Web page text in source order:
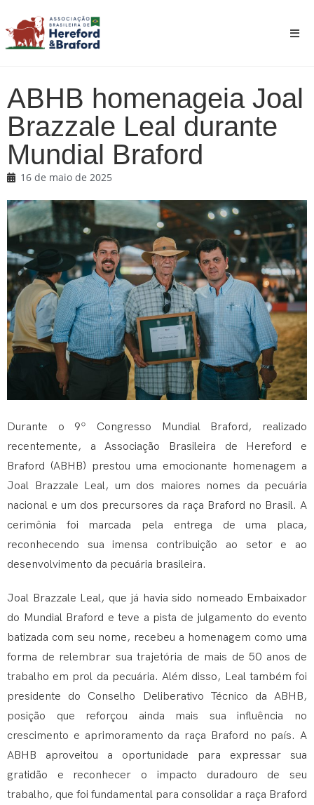
ABHB homenageia Joal
Brazzale Leal durante
Mundial Braford
16 de maio de 2025
Durante o 9º Congresso Mundial Braford, realizado
recentemente, a Associação Brasileira de Hereford e
Braford (ABHB) prestou uma emocionante homenagem a
Joal Brazzale Leal, um dos maiores nomes da pecuária
nacional e um dos precursores da raça Braford no Brasil. A
cerimônia foi marcada pela entrega de uma placa,
reconhecendo sua imensa contribuição ao setor e ao
desenvolvimento da pecuária brasileira.
Joal Brazzale Leal, que já havia sido nomeado Embaixador
do Mundial Braford e teve a pista de julgamento do evento
batizada com seu nome, recebeu a homenagem como uma
forma de relembrar sua trajetória de mais de 50 anos de
trabalho em prol da pecuária. Além disso, Leal também foi
presidente do Conselho Deliberativo Técnico da ABHB,
posição que reforçou ainda mais sua influência no
crescimento e aprimoramento da raça Braford no país. A
ABHB aproveitou a oportunidade para expressar sua
gratidão e reconhecer o impacto duradouro de seu
trabalho, que foi fundamental para consolidar a raça Braford